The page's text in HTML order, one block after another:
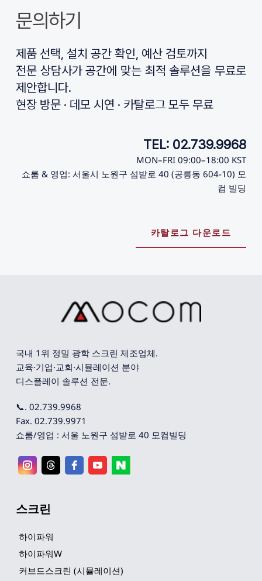
문의하기
제품 선택, 설치 공간 확인, 예산 검토까지
전문 상담사가 공간에 맞는 최적 솔루션을 무료로
제안합니다.
현장 방문 · 데모 시연 · 카탈로그 모두 무료
TEL: 02.739.9968
MON–FRI 09:00–18:00 KST
쇼룸 & 영업: 서울시 노원구 섬밭로 40 (공릉동 604-10) 모
컴 빌딩
카탈로그 다운로드
국내 1위 정밀 광학 스크린 제조업체.
교육·기업·교회·시뮬레이션 분야
디스플레이 솔루션 전문.
📞. 02.739.9968
Fax. 02.739.9971
쇼룸/영업 : 서울 노원구 섬밭로 40 모컴빌딩
스크린
하이파워
하이파워W
커브드스크린 (시뮬레이션)